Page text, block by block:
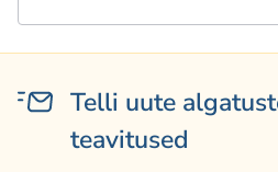
Telli uute
teavitused